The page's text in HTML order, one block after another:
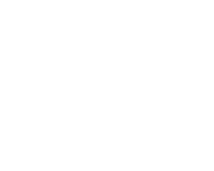
et klart syn